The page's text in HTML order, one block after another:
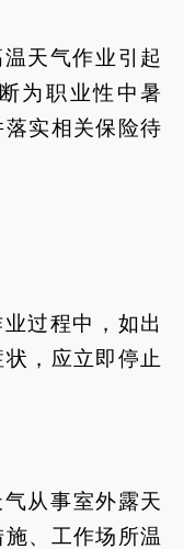
天气作业引起
为职业性中暑
实相关保险待
过程中，如出
，应立即停止
从事室外露天
、工作场所温